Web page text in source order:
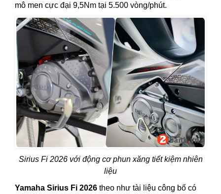
mô men cực đại 9,5Nm tại 5.500 vòng/phút.
Sirius Fi 2026 với động cơ phun xăng tiết kiệm nhiên
liệu
Yamaha Sirius Fi 2026 theo như tài liệu công bố có